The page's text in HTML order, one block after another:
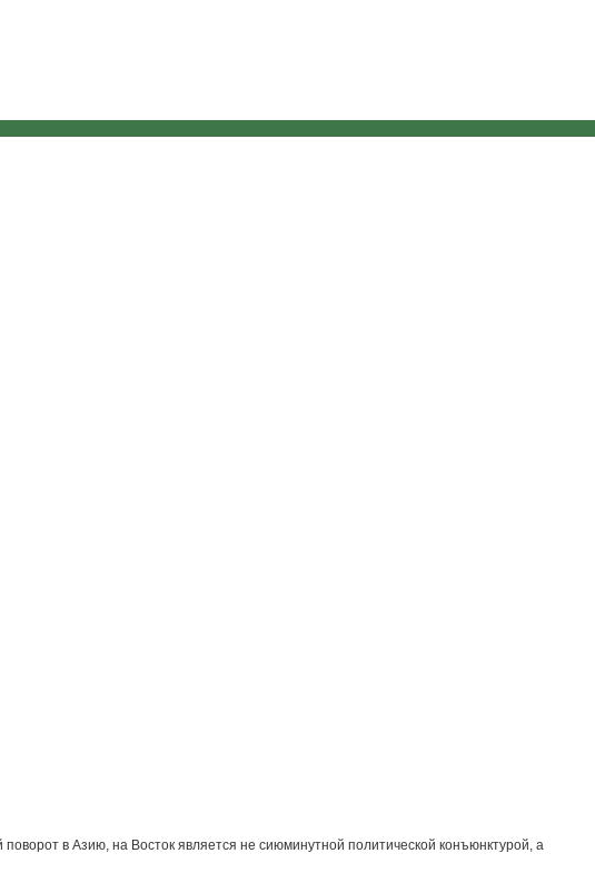
в Азию, на Восток является не сиюминутной политической конъюнктурой, а